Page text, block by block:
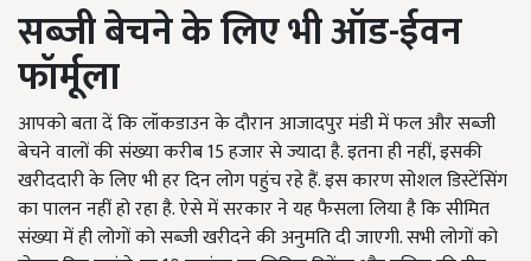
सब्जी बेचने के लिए भी ऑड-ईवन
फॉर्मूला
आपको बता दें कि लॉकडाउन के दौरान आजादपुर मंडी में फल और सब्जी
बेचने वालों की संख्या करीब 15 हजार से ज्यादा है. इतना ही नहीं, इसकी
खरीददारी के लिए भी हर दिन लोग पहुंच रहे हैं. इस कारण सोशल डिस्टेंसिंग
का पालन नहीं हो रहा है. ऐसे में सरकार ने यह फैसला लिया है कि सीमित
संख्या में ही लोगों को सब्जी खरीदने की अनुमति दी जाएगी. सभी लोगों को